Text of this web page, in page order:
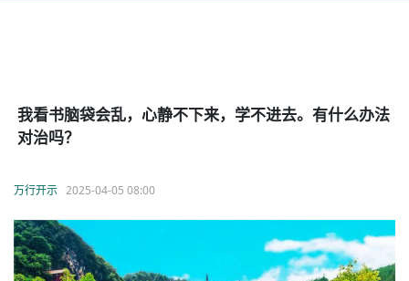
我看书脑袋会乱，心静不下来，学不进去。有什么办法
对治吗？
万行开示 2025-04-05 08:00